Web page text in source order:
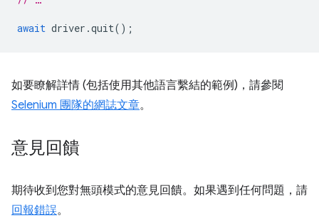
await driver .quit();
如要瞭解詳情 (包括使用其他語言繫結的範例)，請參閱
Selenium 團隊的網誌文章。
意見回饋
期待收到您對無頭模式的意見回饋。如果遇到任何問題，請
回報錯誤。